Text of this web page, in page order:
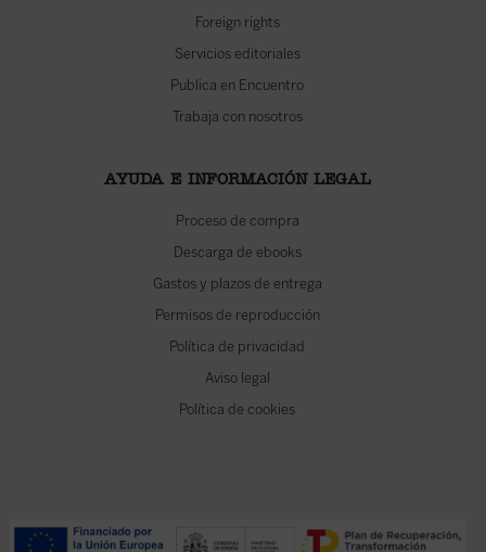
Foreign rights
Servicios editoriales
Publica en Encuentro
Trabaja con nosotros
AYUDA E INFORMACIÓN LEGAL
Proceso de compra
Descarga de ebooks
Gastos y plazos de entrega
Permisos de reproducción
Política de privacidad
Aviso legal
Política de cookies